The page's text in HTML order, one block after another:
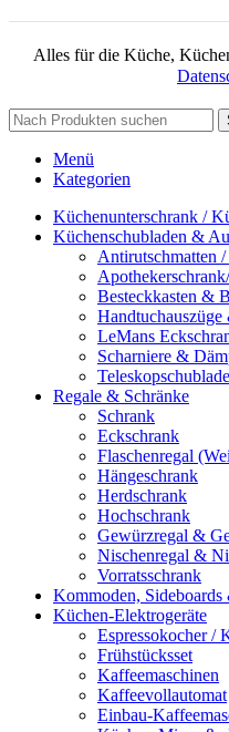
Alles für die Küche,
Menü
Kategorien
Küchenunterschrank /
Küchenschubladen &
Antirutschmatten
Besteckkasten &
Handtuchauszüge
LeMans
Scharniere &
Regale & Schränke
Schrank
Eckschrank
Flaschenregal
Hängeschrank
Herdschrank
Hochschrank
Gewürzregal &
Nischenregal &
Vorratsschrank
Kommoden,
Küchen-Elektrogeräte
Espressokocher /
Frühstücksset
Kaffeemaschinen
Kaffeevollautomat
Einbau-